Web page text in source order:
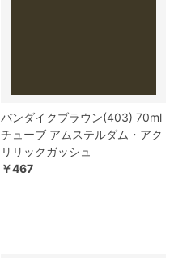
バンダイクブラウン(403) 70ml
チューブ アムステルダム・アク
リリックガッシュ
￥467